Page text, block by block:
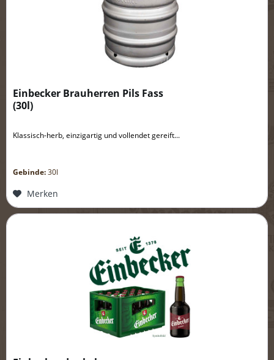
Einbecker Brauherren Pils Fass
(30l)
Klassisch-herb, einzigartig und vollendet gereift...
Gebinde:30l
Merken